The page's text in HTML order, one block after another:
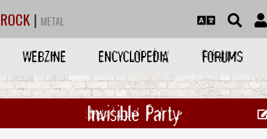
ROCK | METAL
WEBZINE ENCYCLOPEDIA FORUMS
Invisible Party